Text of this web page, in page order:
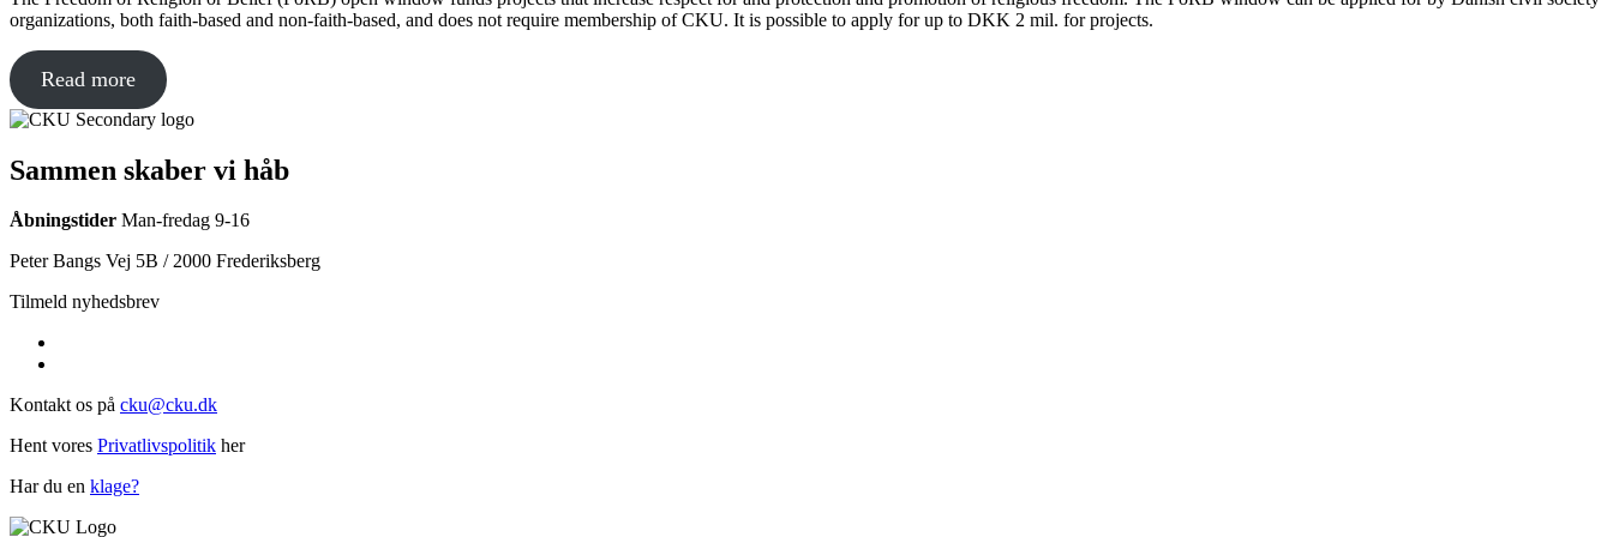
organizations, both faith-based and non-faith-based, and does not require membership of CKU. It is possible to apply for up to DKK 2 mil. for projects.
Read more
Sammen skaber vi håb
Åbningstider Man-fredag 9-16
Peter Bangs Vej 5B / 2000 Frederiksberg
Tilmeld nyhedsbrev
Kontakt os på cku@cku.dk
Hent vores Privatlivspolitik her
Har du en klage?